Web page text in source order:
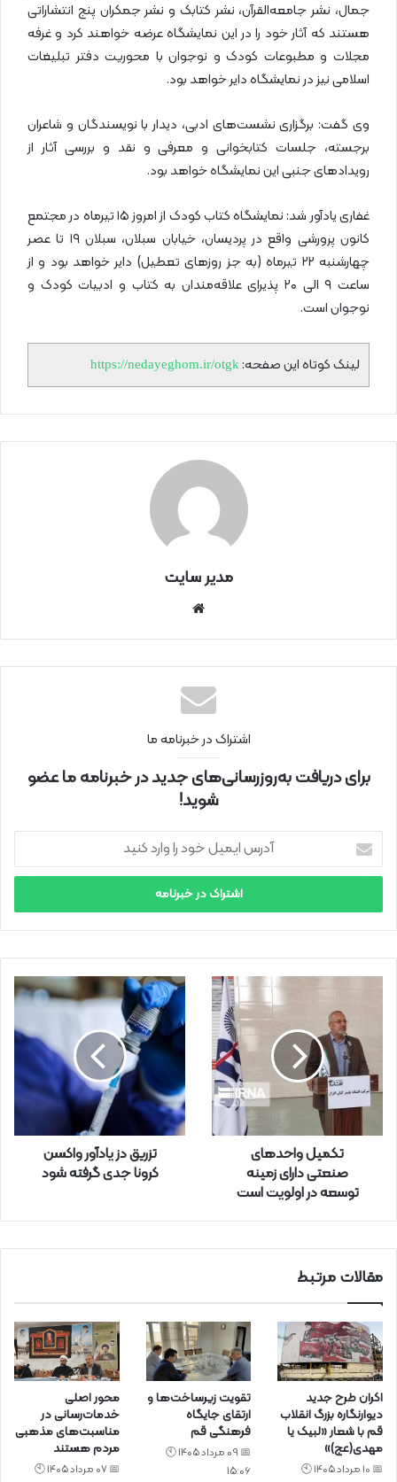
جمال، نشر جامعه‌القرآن، نشر کتابک و نشر جمکران پنج انتشاراتی
هستند که آثار خود را در این نمایشگاه عرضه خواهند کرد و غرفه
مجلات و مطبوعات کودک و نوجوان با محوریت دفتر تبلیغات
اسلامی نیز در نمایشگاه دایر خواهد بود.
وی گفت: برگزاری نشست‌های ادبی، دیدار با نویسندگان و شاعران
برجسته، جلسات کتابخوانی و معرفی و نقد و بررسی آثار از
رویدادهای جنبی این نمایشگاه خواهد بود.
غفاری یادآور شد: نمایشگاه کتاب کودک از امروز ۱۵ تیرماه در مجتمع
کانون پرورشی واقع در پردیسان، خیابان سبلان، سبلان ۱۹ تا عصر
چهارشنبه ۲۲ تیرماه (به جز روزهای تعطیل) دایر خواهد بود و از
ساعت ۹ الی ۲۰ پذیرای علاقه‌مندان به کتاب و ادبیات کودک و
نوجوان است.
لینک کوتاه این صفحه: https://nedayeghom.ir/otgk
مدیر سایت
نتی
اشتراک در خبرنامه ما
برای دریافت به‌روزرسانی‌های جدید در خبرنامه ما عضو
شوید!
ر
ا
ی
ر
تکمیل واحدهای
صنعتی دارای زمینه
توسعه در اولویت است
تزریق دز یادآور واکسن
کرونا جدی گرفته شود
مقالات مرتبط
اکران طرح جدید
دیوارنگاره بزرگ انقلاب
قم با شعار «لبیک یا
مهدی(عج)»
📅 10 مرداد 1405 🕙
تقویت زیرساخت‌ها و
ارتقای جایگاه
فرهنگی قم
📅 09 مرداد 1405 🕙
15:06
محور اصلی
خدمات‌رسانی در
مناسبت‌های مذهبی
مردم هستند
📅 07 مرداد 1405 🕙